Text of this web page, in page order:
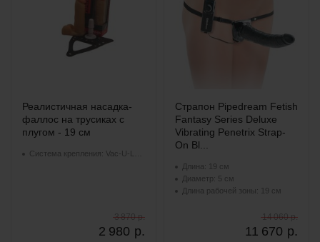
Реалистичная насадка-
фаллос на трусиках с
плугом - 19 см
Система крепления: Vac-U-Lock
2 980 р.
3 870 р.
Страпон Pipedream Fetish
Fantasy Series Deluxe
Vibrating Penetrix Strap-
On Bl...
Длина: 19 см
Диаметр: 5 см
Длина рабочей зоны: 19 см
11 670 р.
14 060 р.